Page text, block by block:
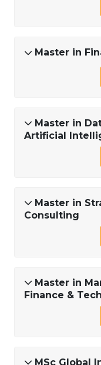
Master in
Master in
Artificial
Master in
Consulting
Master in
Finance & Tech
MSc Global